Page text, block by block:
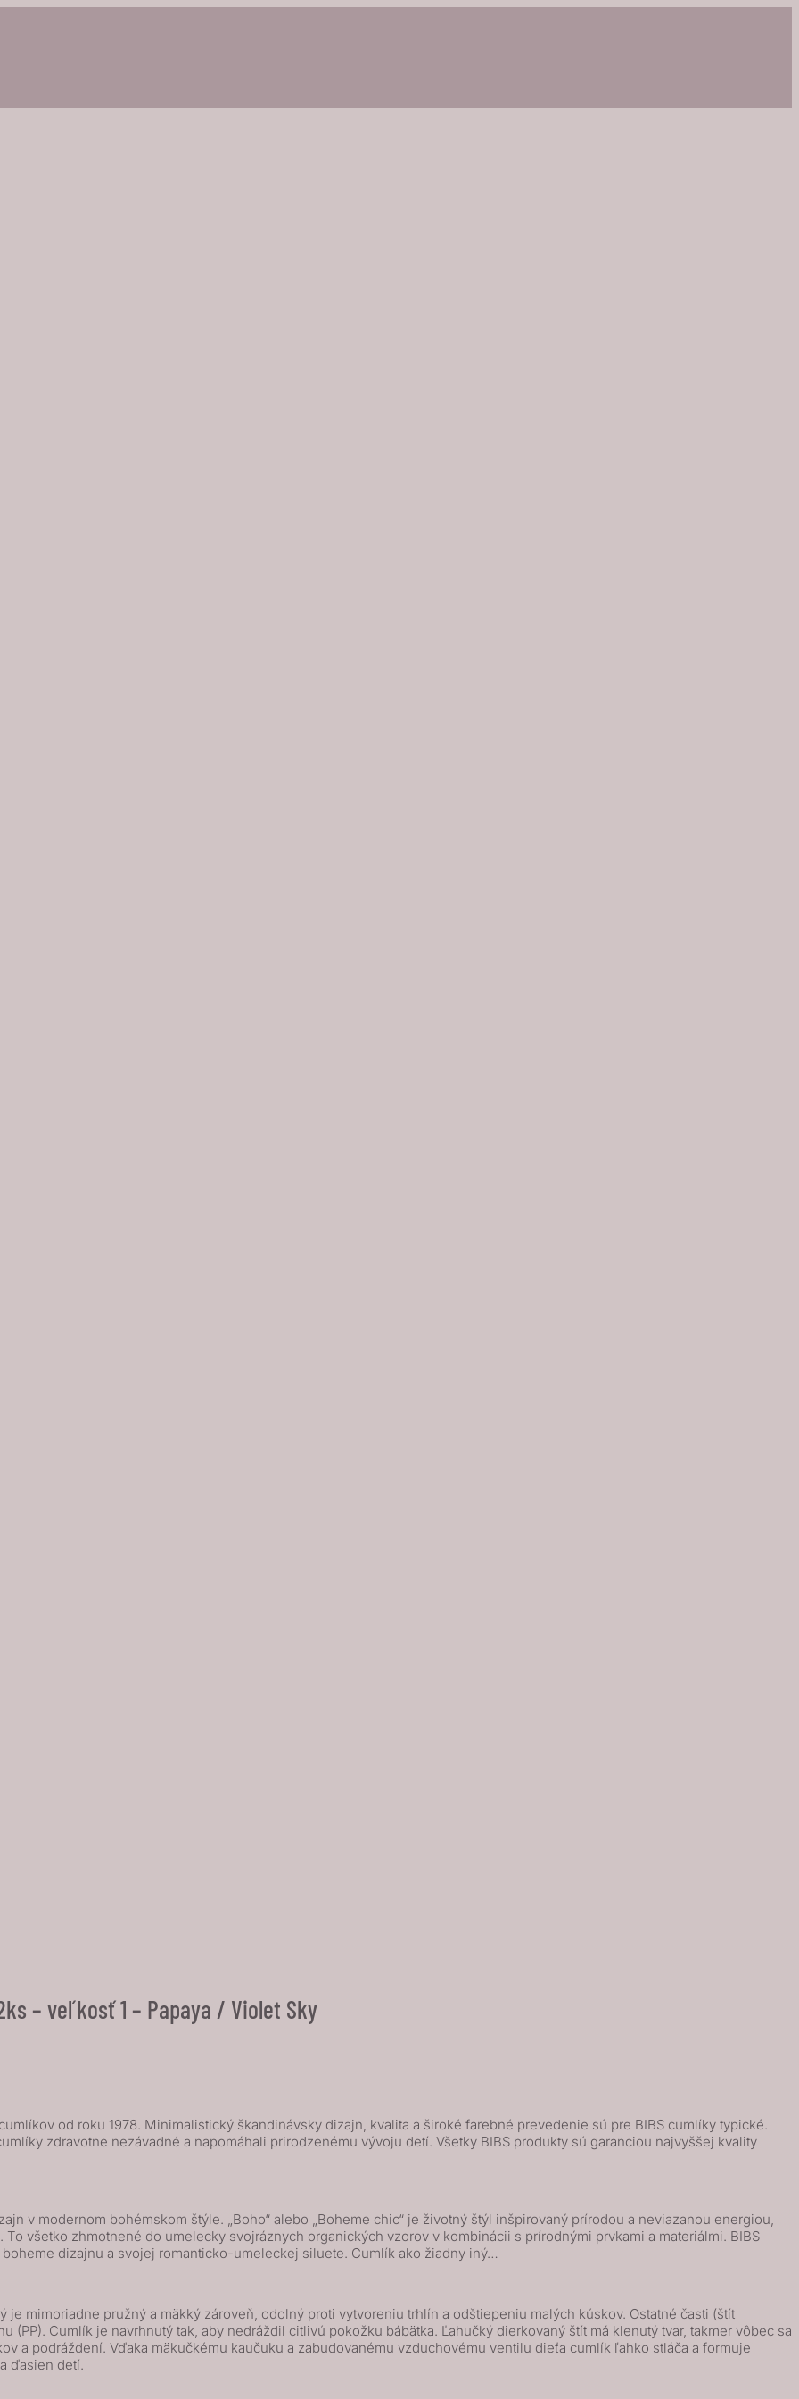
– veľkosť 1 – Papaya / Violet Sky
od roku 1978. Minimalistický škandinávsky dizajn, kvalita a široké farebné prevedenie sú pre BIBS cumlíky typické.
zdravotne nezávadné a napomáhali prirodzenému vývoju detí. Všetky BIBS produkty sú garanciou najvyššej kvality
v modernom bohémskom štýle. „Boho“ alebo „Boheme chic“ je životný štýl inšpirovaný prírodou a neviazanou energiou,
všetko zhmotnené do umelecky svojráznych organických vzorov v kombinácii s prírodnými prvkami a materiálmi. BIBS
dizajnu a svojej romanticko-umeleckej siluete. Cumlík ako žiadny iný…
mimoriadne pružný a mäkký zároveň, odolný proti vytvoreniu trhlín a odštiepeniu malých kúskov. Ostatné časti (štít
(PP). Cumlík je navrhnutý tak, aby nedráždil citlivú pokožku bábätka. Ľahučký dierkovaný štít má klenutý tvar, takmer vôbec sa
a podráždení. Vďaka mäkučkému kaučuku a zabudovanému vzduchovému ventilu dieťa cumlík ľahko stláča a formuje
ďasien detí.